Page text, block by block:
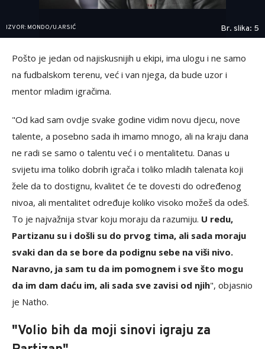
IZVOR: MONDO/U.ARSIĆ Br. slika: 5
Pošto je jedan od najiskusnijih u ekipi, ima ulogu i ne samo
na fudbalskom terenu, već i van njega, da bude uzor i
mentor mladim igračima.
"Od kad sam ovdje svake godine vidim novu djecu, nove
talente, a posebno sada ih imamo mnogo, ali na kraju dana
ne radi se samo o talentu već i o mentalitetu. Danas u
svijetu ima toliko dobrih igrača i toliko mladih talenata koji
žele da to dostignu, kvalitet će te dovesti do određenog
nivoa, ali mentalitet određuje koliko visoko možeš da odeš.
To je najvažnija stvar koju moraju da razumiju. U redu,
Partizanu su i došli su do prvog tima, ali sada moraju
svaki dan da se bore da podignu sebe na viši nivo.
Naravno, ja sam tu da im pomognem i sve što mogu
da im dam daću im, ali sada sve zavisi od njih", objasnio
je Natho.
"Volio bih da moji sinovi igraju za